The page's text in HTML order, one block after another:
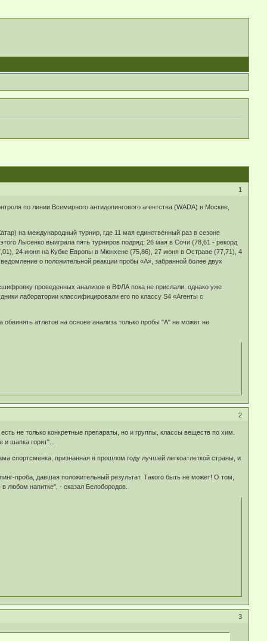
1
по линии Всемирного антидопингового агентства (WADA) в Москве,
на международный турнир, где 11 мая единственный раз в сезоне
Лысенко выиграла пять турниров подряд: 26 мая в Сочи (78,61 - рекорд
24 июня на Кубке Европы в Мюнхене (75,86), 27 июня в Остраве (77,71), 4
о положительной реакции пробы «А», забранной более двух
проведенных анализов в ВФЛА пока не прислали, однако уже
лаборатории классифицировали его по классу S4 «Агенты с
обвинять атлетов на основе анализа только пробы "А" не может не
2
не только конкретные препараты, но и группы, классы веществ по хим.
шапка горит"...
спортсменка, признанная в прошлом году лучшей легкоатлеткой страны, и
проба, давшая положительный результат. Такого быть не может! О том,
любом напитке", - сказал Белобородов.
3